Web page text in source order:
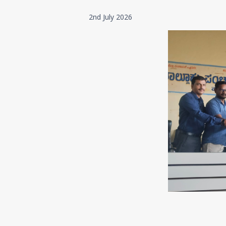
2nd July 2026